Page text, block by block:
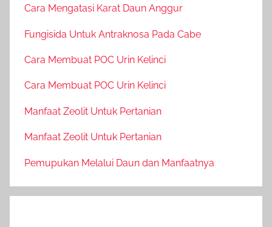
Cara Mengatasi Karat Daun Anggur
Fungisida Untuk Antraknosa Pada Cabe
Cara Membuat POC Urin Kelinci
Cara Membuat POC Urin Kelinci
Manfaat Zeolit Untuk Pertanian
Manfaat Zeolit Untuk Pertanian
Pemupukan Melalui Daun dan Manfaatnya